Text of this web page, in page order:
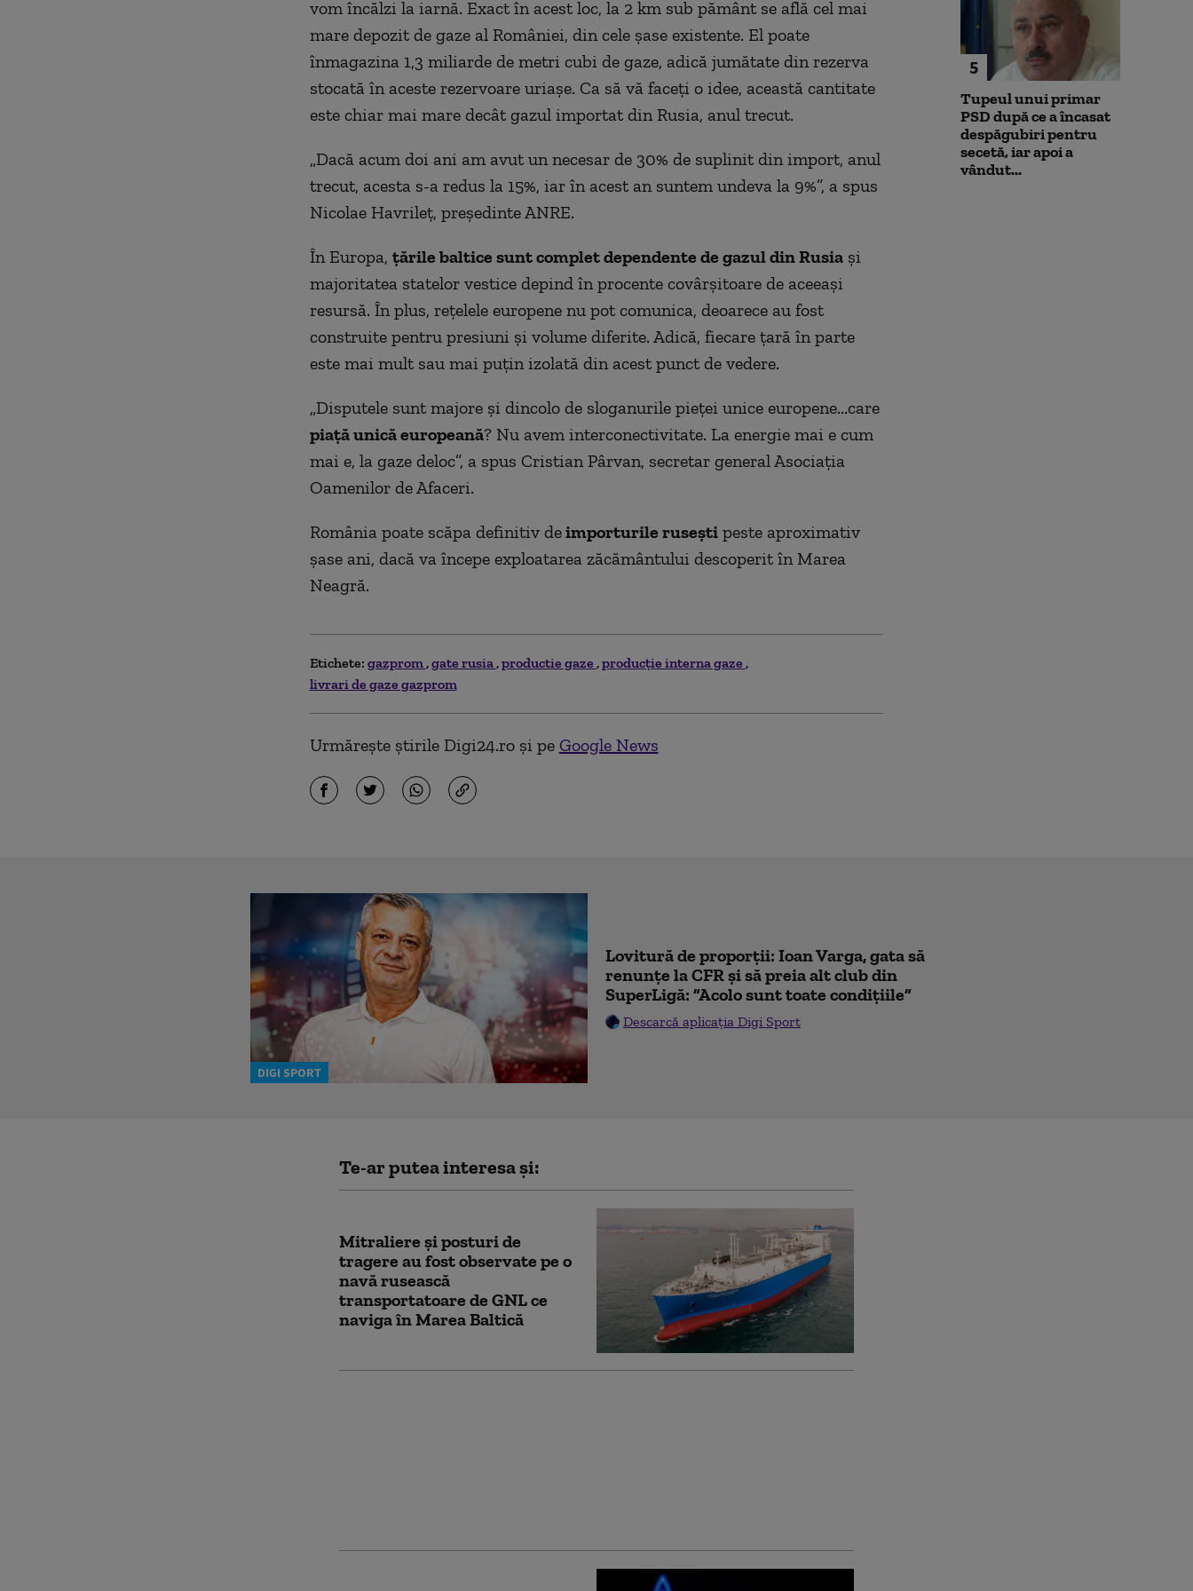
vom încălzi la iarnă. Exact în acest loc, la 2 km sub pământ se află cel mai
mare depozit de gaze al României, din cele şase existente. El poate
înmagazina 1,3 miliarde de metri cubi de gaze, adică jumătate din rezerva
stocată în aceste rezervoare uriaşe. Ca să vă faceţi o idee, această cantitate
este chiar mai mare decât gazul importat din Rusia, anul trecut.
„Dacă acum doi ani am avut un necesar de 30% de suplinit din import, anul
trecut, acesta s-a redus la 15%, iar în acest an suntem undeva la 9%”, a spus
Nicolae Havrileţ, preşedinte ANRE.
În Europa, ţările baltice sunt complet dependente de gazul din Rusiaşi
majoritatea statelor vestice depind în procente covârşitoare de aceeaşi
resursă. În plus, reţelele europene nu pot comunica, deoarece au fost
construite pentru presiuni şi volume diferite. Adică, fiecare ţară în parte
este mai mult sau mai puţin izolată din acest punct de vedere.
„Disputele sunt majore şi dincolo de sloganurile pieţei unice europene...care
piaţă unică europeană? Nu avem interconectivitate. La energie mai e cum
mai e, la gaze deloc”, a spus Cristian Pârvan, secretar general Asociaţia
Oamenilor de Afaceri.
România poate scăpa definitiv deimporturile ruseştipeste aproximativ
şaseani, dacă va începe exploatarea zăcământului descoperit în Marea
Neagră.
Etichete: gazprom gate rusia productie gaze producţie interna gaze
livrari de gaze gazprom
Urmărește știrile Digi24.ro și pe Google News
5
Tupeul unui primar
PSD după ce a încasat
despăgubiri pentru
secetă, iar apoi a
vândut...
DIGI SPORT
Lovitură de proporții: Ioan Varga, gata să
renunțe la CFR și să preia alt club din
SuperLigă: ”Acolo sunt toate condițiile”
Descarcă aplicația Digi Sport
Te-ar putea interesa și:
Mitraliere şi posturi de
tragere au fost observate pe o
navă rusească
transportatoare de GNL ce
naviga în Marea Baltică